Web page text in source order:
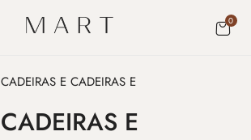
0
CADEIRAS E CADEIRAS E
CADEIRAS E